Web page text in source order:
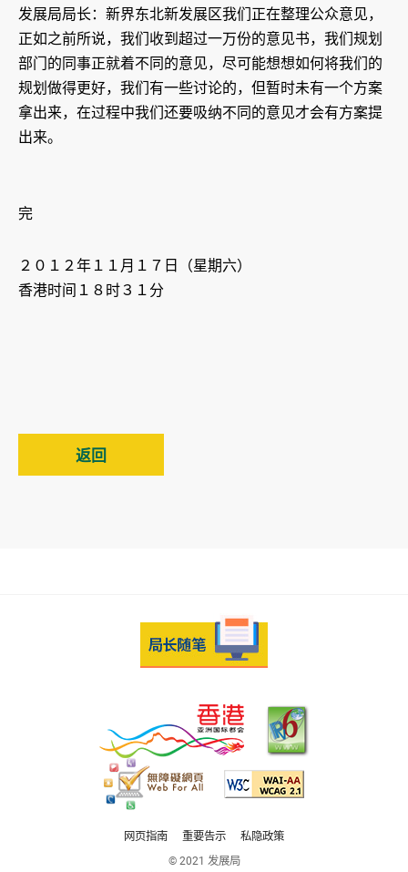
发展局局长：新界东北新发展区我们正在整理公众意见，
正如之前所说，我们收到超过一万份的意见书，我们规划
部门的同事正就着不同的意见，尽可能想想如何将我们的
规划做得更好，我们有一些讨论的，但暂时未有一个方案
拿出来，在过程中我们还要吸纳不同的意见才会有方案提
出来。
完
２０１２年１１月１７日（星期六）
香港时间１８时３１分
返回
网页指南 重要告示
私隐政策
© 2021 发展局